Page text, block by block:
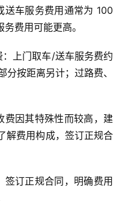
送车服务费用通常为 100
费用可能更高。
上门取车/送车服务费约
按距离另计；过路费、
费因其特殊性而较高，建
解费用构成，签订正规合
订正规合同，明确费用